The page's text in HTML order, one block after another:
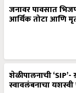
जनावर पावसात
आर्थिक तोटा आणि
शेळीपालनाची
स्वावलंबनाचा यशस्वी